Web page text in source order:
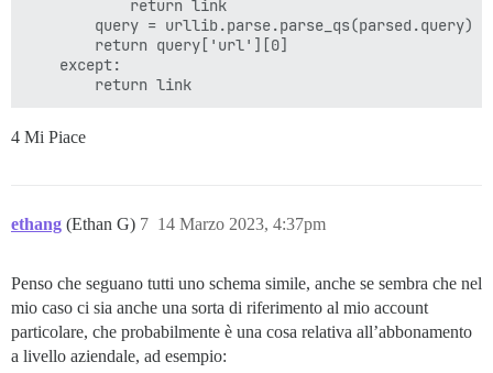
            return link
        query = urllib.parse.parse_qs(parsed.query)
        return query['url'][0]
    except:
4 Mi Piace
ethang (Ethan G) 14 Marzo 2023, 4:37pm
7
Penso che seguano tutti uno schema simile, anche se sembra che nel
mio caso ci sia anche una sorta di riferimento al mio account
particolare, che probabilmente è una cosa relativa all’abbonamento
a livello aziendale, ad esempio: